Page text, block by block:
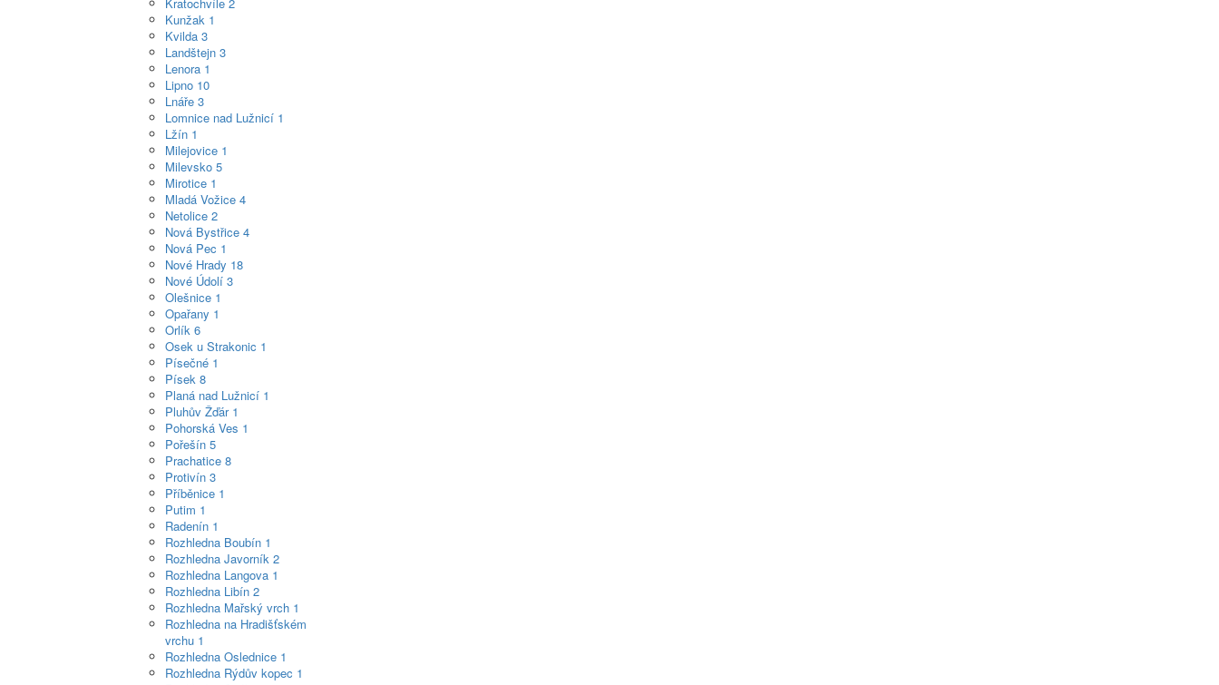
Kunžak 1
Kvilda 3
Landštejn 3
Lenora 1
Lipno 10
Lnáře 3
Lomnice nad Lužnicí 1
Lžín 1
Milejovice 1
Milevsko 5
Mirotice 1
Mladá Vožice 4
Netolice 2
Nová Bystřice 4
Nová Pec 1
Nové Hrady 18
Nové Údolí 3
Olešnice 1
Opařany 1
Orlík 6
Osek u Strakonic 1
Písečné 1
Písek 8
Planá nad Lužnicí 1
Pluhův Žďár 1
Pohorská Ves 1
Pořešín 5
Prachatice 8
Protivín 3
Příběnice 1
Putim 1
Radenín 1
Rozhledna Boubín 1
Rozhledna Javorník 2
Rozhledna Langova 1
Rozhledna Libín 2
Rozhledna Mařský vrch 1
Rozhledna na Hradišťském
vrchu 1
Rozhledna Oslednice 1
Rozhledna Rýdův kopec 1